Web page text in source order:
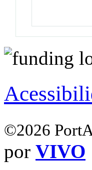
©2026
por VIVO